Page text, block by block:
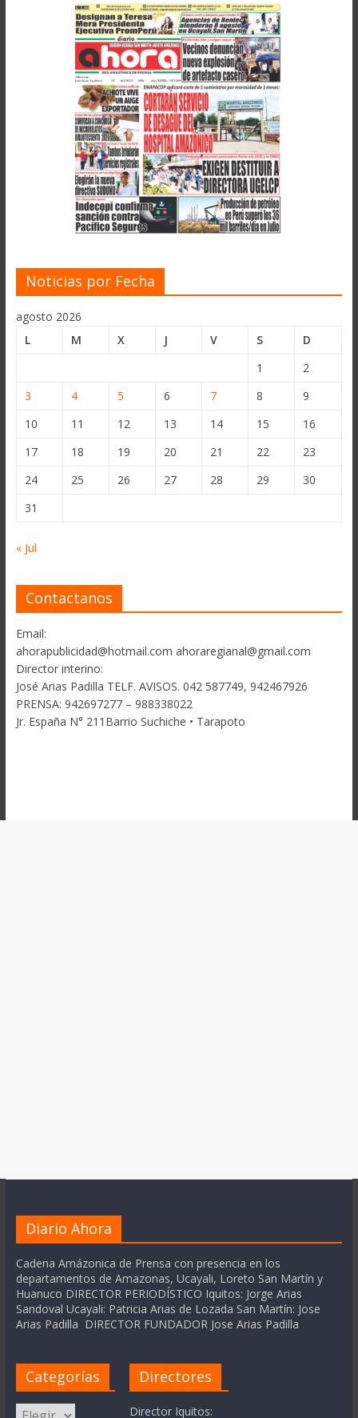
Noticias por Fecha
agosto 2026
L
M X J V S
D
1
2
3
4 5 6 7 8
9
10
11 12 13 14 15
16
17
18 19 20 21 22
23
24
25 26 27 28 29
30
31
« Jul
Contactanos
Email:
ahorapublicidad@hotmail.com ahoraregianal@gmail.com
Director interino:
José Arias Padilla TELF. AVISOS. 042 587749, 942467926
PRENSA: 942697277 – 988338022
Jr. España N° 211Barrio Suchiche • Tarapoto
Diario Ahora
Cadena Amázonica de Prensa con presencia en los
departamentos de Amazonas, Ucayali, Loreto San Martín y
Huanuco DIRECTOR PERIODÍSTICO Iquitos: Jorge Arias
Sandoval Ucayali: Patricia Arias de Lozada San Martín: Jose
Arias Padilla DIRECTOR FUNDADOR Jose Arias Padilla
Categorías
Categorías
Directores
Director Iquitos: